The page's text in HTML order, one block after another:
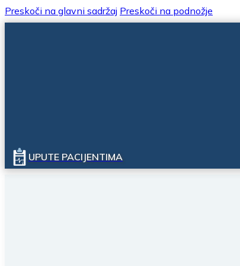
Preskoči na glavni sadržaj Preskoči na podnožje
UPUTE PACIJENTIMA